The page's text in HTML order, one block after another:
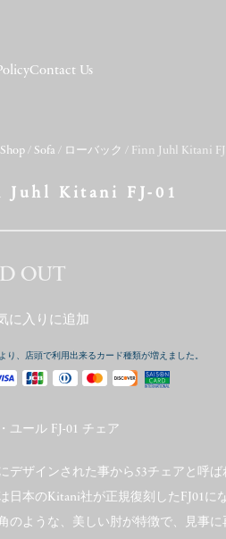
Contact Us
Shop / Sofa / ローバック / Finn Juhl Kitani
Juhl Kitani FJ-01
OUT
に入りに追加
り、店頭で利用出来るカード種類が増えました。
ユール FJ-01 チェア
デザインされた事から53チェアと呼
日本のKitani社が正規復刻したFJ01に
のような、美しい肘が特徴で、見事に